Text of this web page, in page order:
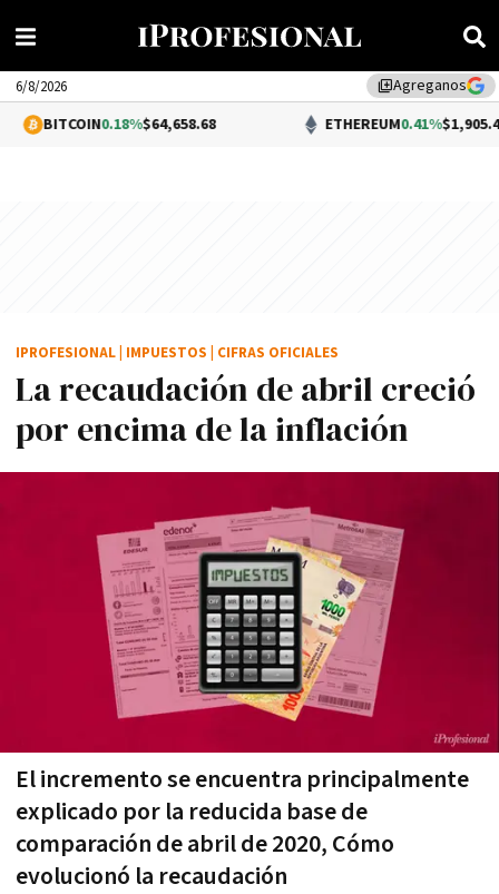
library_addAgreganos
6/8/2026
0.18%$64,658.68 ETHEREUM0.41%$1,905.45
La recaudación de abril creció
por encima de la inflación
El incremento se encuentra principalmente
explicado por la reducida base de
comparación de abril de 2020, Cómo
evolucionó la recaudación
IPROFESIONAL IMPUESTOS CIFRAS OFICIALES